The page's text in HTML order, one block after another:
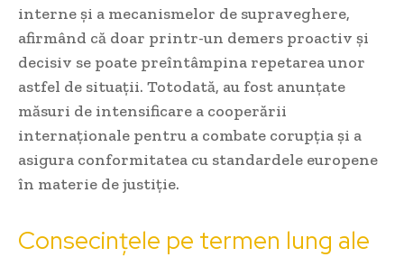
interne și a mecanismelor de supraveghere,
afirmând că doar printr-un demers proactiv și
decisiv se poate preîntâmpina repetarea unor
astfel de situații. Totodată, au fost anunțate
măsuri de intensificare a cooperării
internaționale pentru a combate corupția și a
asigura conformitatea cu standardele europene
în materie de justiție.
Consecințele pe termen lung ale